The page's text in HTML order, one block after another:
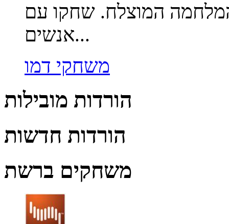
המוצלח. שחקו עם
אנשים...
משחקי דמו
הורדות מובילות
הורדות חדשות
משחקים ברשת